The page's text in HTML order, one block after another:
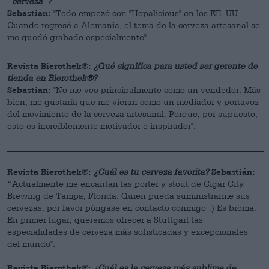
Sebastian: "Todo empezó con "Hopalicious" en los EE. UU.
Cuando regresé a Alemania, el tema de la cerveza artesanal se
me quedó grabado especialmente".
Revista Bierothek®: ¿Qué significa para usted ser gerente de
tienda en Bierothek®?
Sebastian: "No me veo principalmente como un vendedor. Más
bien, me gustaría que me vieran como un mediador y portavoz
del movimiento de la cerveza artesanal. Porque, por supuesto,
esto es increíblemente motivador e inspirador".
Revista Bierothek®: ¿Cuál es tu cerveza favorita? Sebastián:
“Actualmente me encantan las porter y stout de Cigar City
Brewing de Tampa, Florida. Quien pueda suministrarme sus
cervezas, por favor póngase en contacto conmigo ;) Es broma.
En primer lugar, queremos ofrecer a Stuttgart las
especialidades de cerveza más sofisticadas y excepcionales
del mundo".